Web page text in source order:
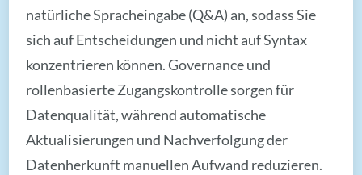
natürliche Spracheingabe (Q&A) an, sodass Sie
sich auf Entscheidungen und nicht auf Syntax
konzentrieren können. Governance und
rollenbasierte Zugangskontrolle sorgen für
Datenqualität, während automatische
Aktualisierungen und Nachverfolgung der
Datenherkunft manuellen Aufwand reduzieren.